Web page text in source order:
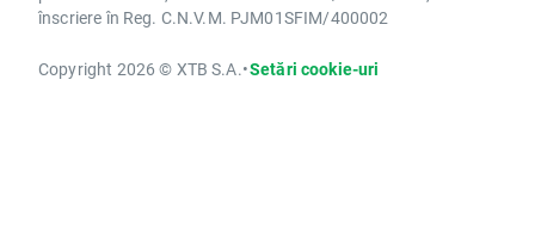
înscriere în Reg. C.N.V.M. PJM01SFIM/400002
Copyright 2026 © XTB S.A.•Setări cookie-uri